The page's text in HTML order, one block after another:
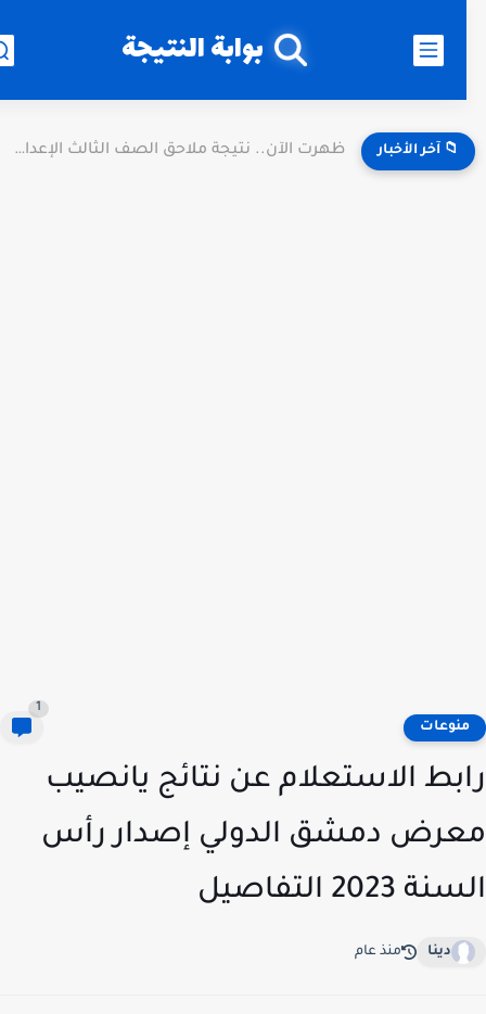
بوابة النتيجة
📁 آخر الأخبار ظهرت الآن.. نتيجة ملاحق الصف الثالث الإعدادي 2026 الدور الثاني...
الاستعلام عن نتائج يانصيب
دمشق الدولي إصدار رأس
2023 التفاصيل
دينا منذ عام